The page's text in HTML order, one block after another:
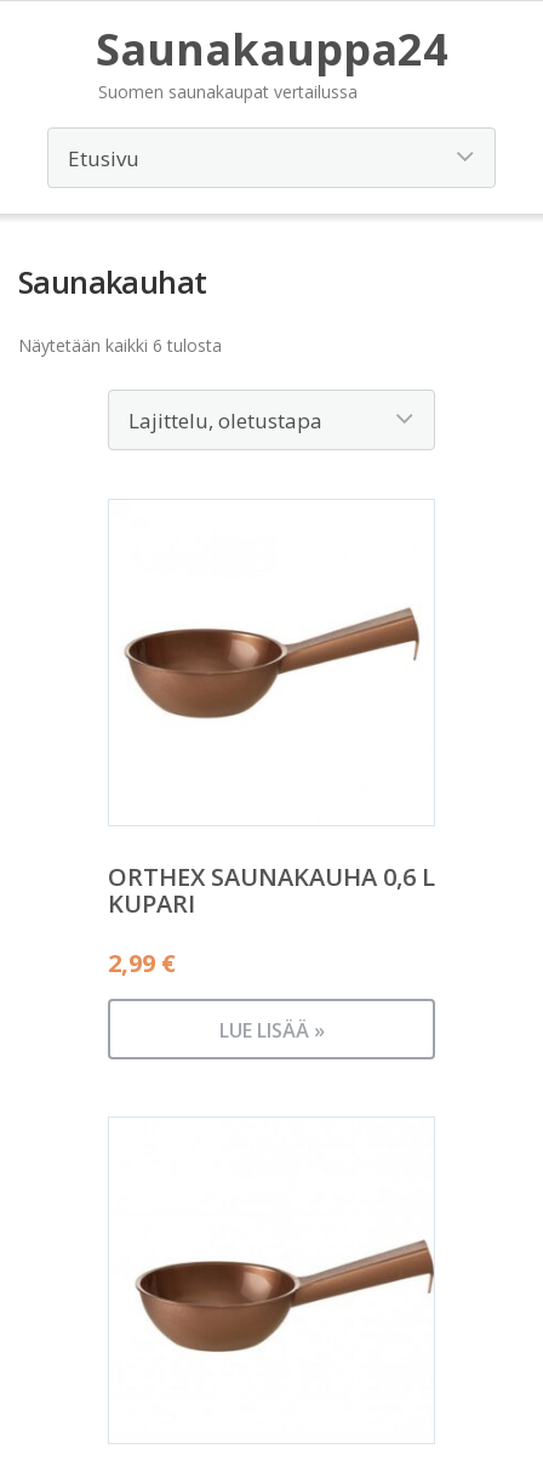
Saunakauppa24
Suomen saunakaupat vertailussa
Saunakauhat
Näytetään kaikki 6 tulosta
ORTHEX SAUNAKAUHA 0,6 L
KUPARI
2,99 €
LUE LISÄÄ »